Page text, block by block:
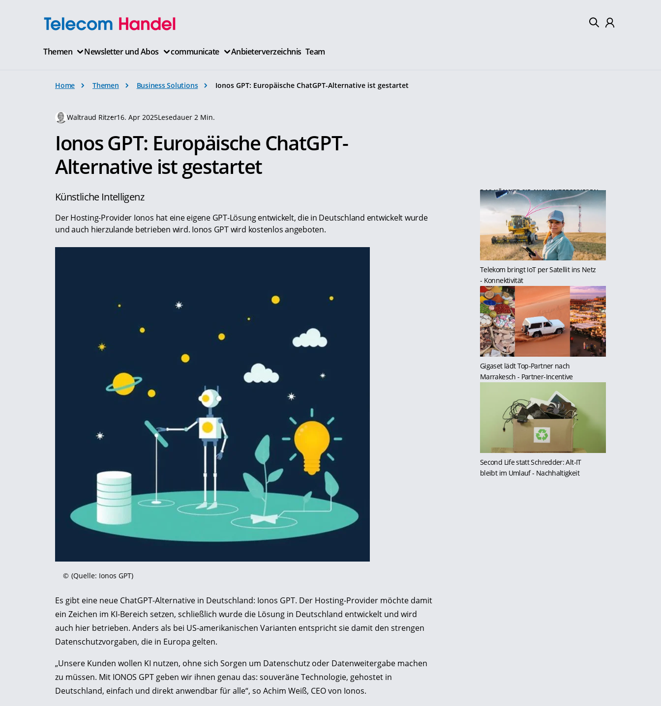
Themen Newsletter und Abos communicate Anbieterverzeichnis Team
Home Themen Business Solutions Ionos GPT: Europäische ChatGPT-Alternative ist gestartet
Waltraud Ritzer16. Apr 2025Lesedauer 2 Min.
Ionos GPT: Europäische ChatGPT-
Alternative ist gestartet
Künstliche Intelligenz
Der Hosting-Provider Ionos hat eine eigene GPT-Lösung entwickelt, die in Deutschland entwickelt wurde
und auch hierzulande betrieben wird. Ionos GPT wird kostenlos angeboten.
© (Quelle: Ionos GPT)
Es gibt eine neue ChatGPT-Alternative in Deutschland: Ionos GPT. Der Hosting-Provider möchte damit
ein Zeichen im KI-Bereich setzen, schließlich wurde die Lösung in Deutschland entwickelt und wird
auch hier betrieben. Anders als bei US-amerikanischen Varianten entspricht sie damit den strengen
Datenschutzvorgaben, die in Europa gelten.
„Unsere Kunden wollen KI nutzen, ohne sich Sorgen um Datenschutz oder Datenweitergabe machen
zu müssen. Mit IONOS GPT geben wir ihnen genau das: souveräne Technologie, gehostet in
Deutschland, einfach und direkt anwendbar für alle“, so Achim Weiß, CEO von Ionos.
DAS KÖNNTE SIE AUCH INTERESSIEREN:
Telekom bringt IoT per Satellit ins Netz
- Konnektivität
Gigaset lädt Top-Partner nach
Marrakesch - Partner-Incentive
Second Life statt Schredder: Alt-IT
bleibt im Umlauf- Nachhaltigkeit